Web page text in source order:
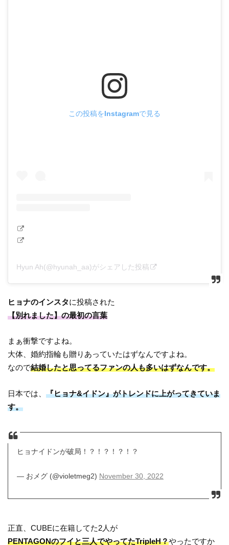
この投稿をInstagramで見る
Hyun Ah(@hyunah_aa)がシェアした投稿
ヒョナのインスタに投稿された
【別れました】の最初の言葉
まぁ衝撃ですよね。
大体、婚約指輪も贈りあっていたはずなんですよね。
なので結婚したと思ってるファンの人も多いはずなんです。
日本では、『ヒョナ&イドン』がトレンドに上がってきていま
す。
ヒョナイドンが破局！？！？！？！？
— おメグ (@violetmeg2) November 30, 2022
正直、CUBEに在籍してた2人が
PENTAGONのフイと三人でやってたTripleH？やったですか